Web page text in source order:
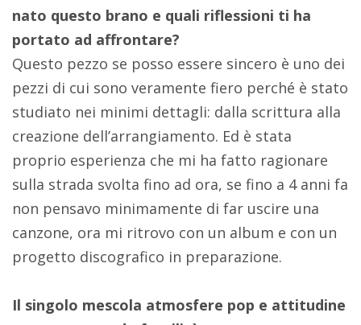
nato questo brano e quali riflessioni ti ha
portato ad affrontare?
Questo pezzo se posso essere sincero è uno dei
pezzi di cui sono veramente fiero perché è stato
studiato nei minimi dettagli: dalla scrittura alla
creazione dell’arrangiamento. Ed è stata
proprio esperienza che mi ha fatto ragionare
sulla strada svolta fino ad ora, se fino a 4 anni fa
non pensavo minimamente di far uscire una
canzone, ora mi ritrovo con un album e con un
progetto discografico in preparazione.
Il singolo mescola atmosfere pop e attitudine